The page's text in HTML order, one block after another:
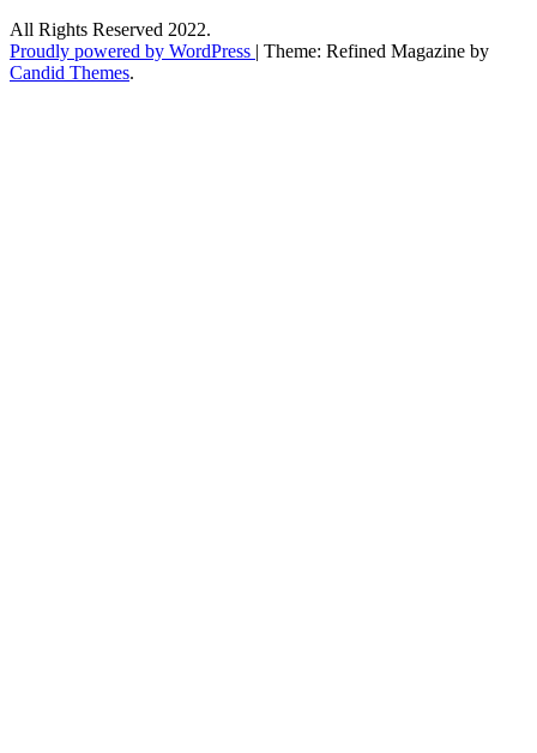
All Rights Reserved 2022.
Proudly powered by WordPress | Theme: Refined Magazine by
Candid Themes.